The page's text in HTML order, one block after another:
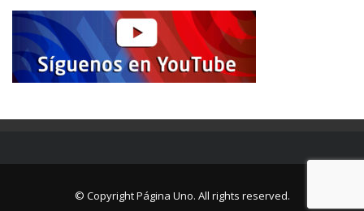
© Copyright Página Uno. All rights reserved.